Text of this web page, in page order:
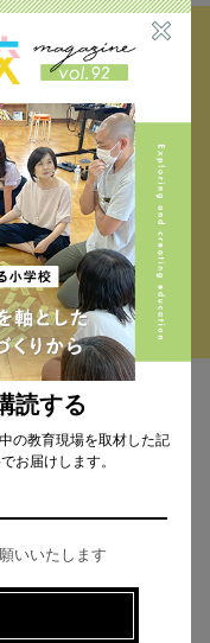
ら探す
一貫校 (65)
保育園・幼稚園 (1)
私立 (356)
育委員会 (4)
をお届け！
す。
読する
の教育現場を取材した記
お届けします。
いいたします